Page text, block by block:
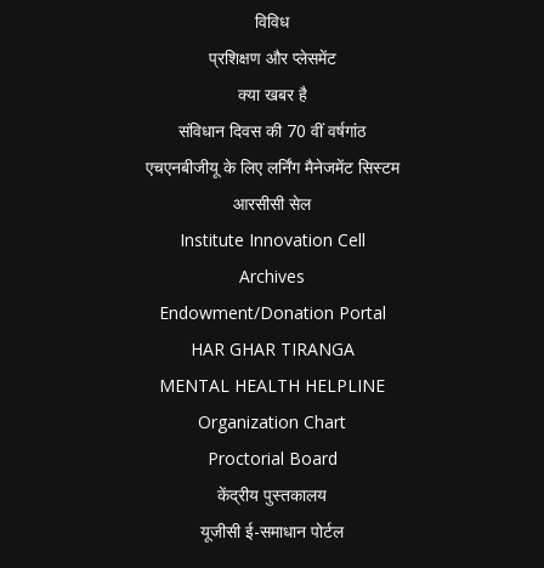
विविध
प्रशिक्षण और प्लेसमेंट
क्या खबर है
संविधान दिवस की 70 वीं वर्षगांठ
एचएनबीजीयू के लिए लर्निंग मैनेजमेंट सिस्टम
आरसीसी सेल
Institute Innovation Cell
Archives
Endowment/Donation Portal
HAR GHAR TIRANGA
MENTAL HEALTH HELPLINE
Organization Chart
Proctorial Board
केंद्रीय पुस्तकालय
यूजीसी ई-समाधान पोर्टल